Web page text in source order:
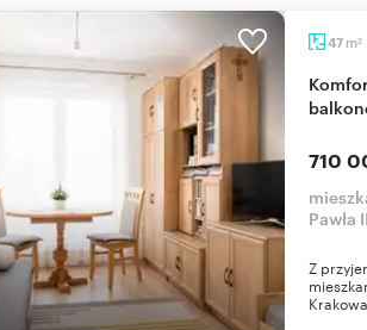
47 m2
Komfortowe 2-pokojowe mieszkanie z dużym
710
Pawła
Z